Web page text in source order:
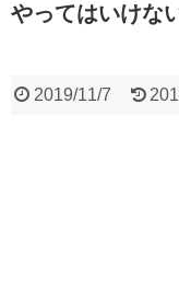
やってはいけな
2019/11/7